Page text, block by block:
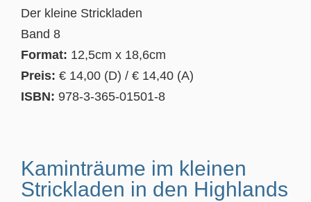
Der kleine Strickladen
Band 8
Format: 12,5cm x 18,6cm
Preis: € 14,00 (D) / € 14,40 (A)
ISBN: 978-3-365-01501-8
Kaminträume im kleinen
Strickladen in den Highlands